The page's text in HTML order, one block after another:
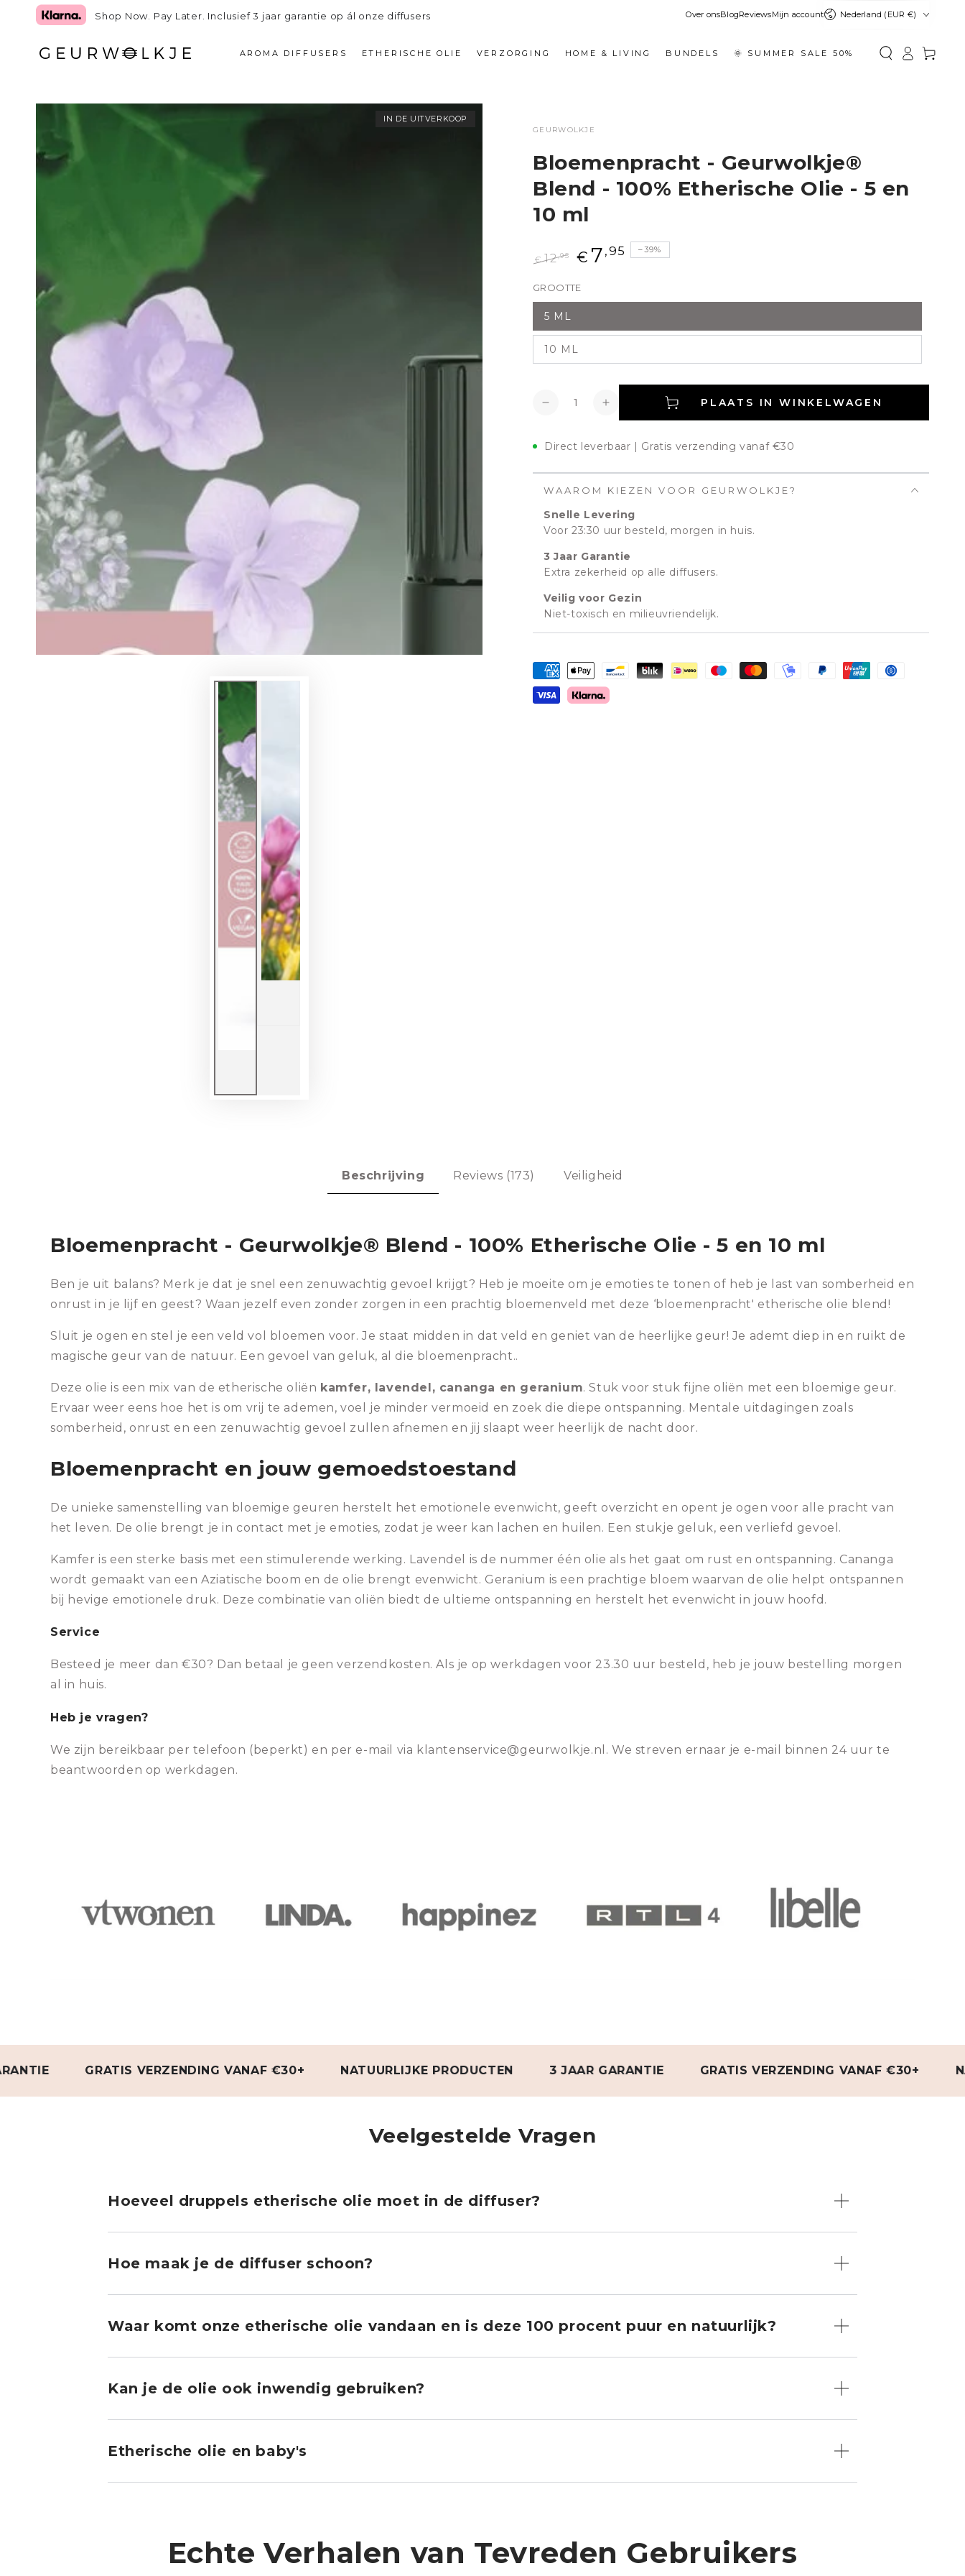
GA NAAR TEKSTShop Now. Pay Later. Inclusief 3 jaar garantie op ál onze diffusers Over onsBlogReviewsMijn account Nederland (EUR €)
AROMA DIFFUSERS ETHERISCHE OLIE VERZORGING HOME & LIVING BUNDELS 🌞 SUMMER SALE 50% Inloggen
IN DE UITVERKOOP
PRODUCTINFORMATIE
GEURWOLKJE
Bloemenpracht - Geurwolkje®
Blend - 100% Etherische Olie - 5 en
10 ml
prijs
€ 12,95 € 7 ,95 –39%
GROOTTE
5 ML
10 ML
Aantal
Verlagen Verhogen PLAATS IN WINKELWAGEN
Direct leverbaar | Gratis verzending vanaf €30
WAAROM KIEZEN VOOR GEURWOLKJE?
Snelle Levering
Voor 23:30 uur besteld, morgen in huis.
3 Jaar Garantie
Extra zekerheid op alle diffusers.
Veilig voor Gezin
Niet-toxisch en milieuvriendelijk.
Betaalmethoden
Beschrijving Reviews (173) Veiligheid
Bloemenpracht - Geurwolkje® Blend - 100% Etherische Olie - 5 en 10 ml
Ben je uit balans? Merk je dat je snel een zenuwachtig gevoel krijgt? Heb je moeite om je emoties te tonen of heb je last van somberheid en
onrust in je lijf en geest? Waan jezelf even zonder zorgen in een prachtig bloemenveld met deze ‘bloemenpracht' etherische olie blend!
Sluit je ogen en stel je een veld vol bloemen voor. Je staat midden in dat veld en geniet van de heerlijke geur! Je ademt diep in en ruikt de
magische geur van de natuur. Een gevoel van geluk, al die bloemenpracht..
Deze olie is een mix van de etherische oliën kamfer, lavendel, cananga en geranium. Stuk voor stuk fijne oliën met een bloemige geur.
Ervaar weer eens hoe het is om vrij te ademen, voel je minder vermoeid en zoek die diepe ontspanning. Mentale uitdagingen zoals
somberheid, onrust en een zenuwachtig gevoel zullen afnemen en jij slaapt weer heerlijk de nacht door.
Bloemenpracht en jouw gemoedstoestand
De unieke samenstelling van bloemige geuren herstelt het emotionele evenwicht, geeft overzicht en opent je ogen voor alle pracht van
het leven. De olie brengt je in contact met je emoties, zodat je weer kan lachen en huilen. Een stukje geluk, een verliefd gevoel.
Kamfer is een sterke basis met een stimulerende werking. Lavendel is de nummer één olie als het gaat om rust en ontspanning. Cananga
wordt gemaakt van een Aziatische boom en de olie brengt evenwicht. Geranium is een prachtige bloem waarvan de olie helpt ontspannen
bij hevige emotionele druk. Deze combinatie van oliën biedt de ultieme ontspanning en herstelt het evenwicht in jouw hoofd.
Service
Besteed je meer dan €30? Dan betaal je geen verzendkosten. Als je op werkdagen voor 23.30 uur besteld, heb je jouw bestelling morgen
al in huis.
Heb je vragen?
We zijn bereikbaar per telefoon (beperkt) en per e-mail via klantenservice@geurwolkje.nl. We streven ernaar je e-mail binnen 24 uur te
beantwoorden op werkdagen.
GRATIS VERZENDING VANAF €30+ NATUURLIJKE PRODUCTEN 3 JAAR GARANTIE GRATIS VERZENDING VANAF €30+
Veelgestelde Vragen
Hoeveel druppels etherische olie moet in de diffuser?
Hoe maak je de diffuser schoon?
Waar komt onze etherische olie vandaan en is deze 100 procent puur en natuurlijk?
Kan je de olie ook inwendig gebruiken?
Etherische olie en baby's
Echte Verhalen van Tevreden Gebruikers